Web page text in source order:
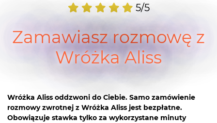
5/5
Zamawiasz rozmowę z
Wróżka Aliss
Wróżka Aliss oddzwoni do Ciebie. Samo zamówienie
rozmowy zwrotnej z Wróżka Aliss jest bezpłatne.
Obowiązuje stawka tylko za wykorzystane minuty